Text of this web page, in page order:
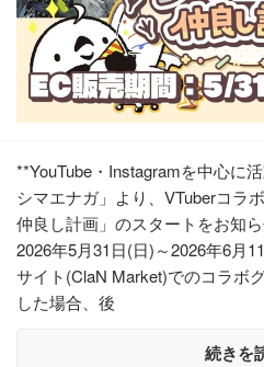
**YouTube・Instagramを中心に
シマエナガ」より、VTuberコラ
仲良し計画」のスタートをお知
2026年5月31日(日)～2026年6月
サイト(ClaN Market)でのコラボ
した場合、後
続きを